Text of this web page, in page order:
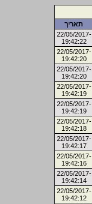
תאריך
22/05/2017-
19:42:22
22/05/2017-
19:42:20
22/05/2017-
19:42:20
22/05/2017-
19:42:19
22/05/2017-
19:42:19
22/05/2017-
19:42:18
22/05/2017-
19:42:17
22/05/2017-
19:42:16
22/05/2017-
19:42:14
22/05/2017-
19:42:12